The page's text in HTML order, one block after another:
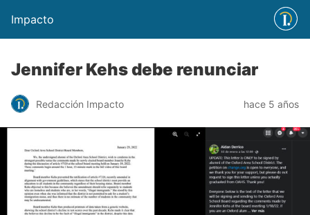
Impacto
Jennifer Kehs debe renunciar
Redacción Impacto hace 5 años